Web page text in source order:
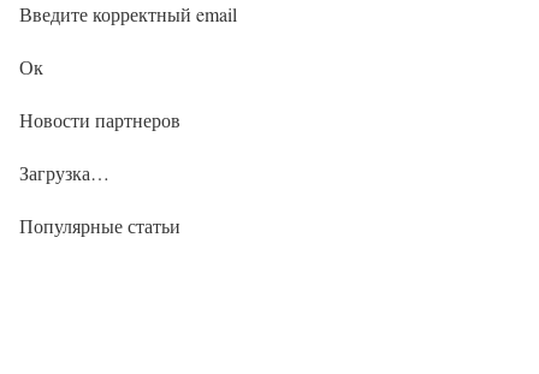
Введите корректный email
Ок
Новости партнеров
Загрузка…
Популярные статьи